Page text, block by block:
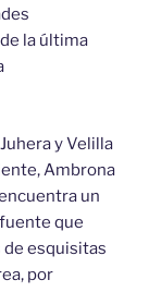
la última
y Velilla
Ambrona
un
que
de esquisitas
por